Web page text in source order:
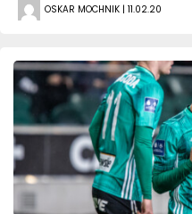
OSKAR MOCHNIK | 11.02.20